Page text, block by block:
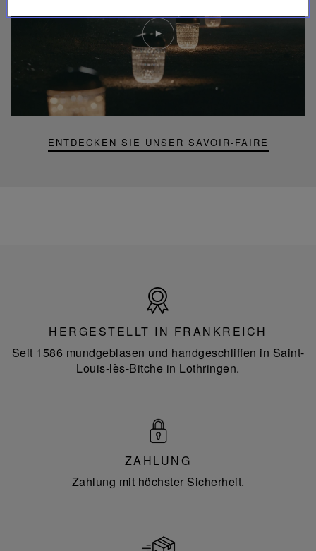
ENTDECKEN SIE UNSER SAVOIR-FAIRE
Video
abspielen
YouTube-
Video,
Folia
Mini-
Portable-
Frankreich
HERGESTELLT IN FRANKREICH
Seit 1586 mundgeblasen und handgeschliffen in Saint-
Louis-lès-Bitche in Lothringen.
ZAHLUNG
Zahlung mit höchster Sicherheit.